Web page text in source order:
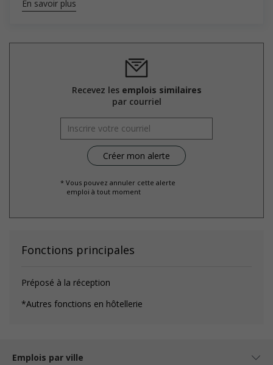
En savoir plus
Recevez les emplois similaires
par courriel
* Vous pouvez annuler cette alerte
emploi à tout moment
Fonctions principales
Préposé à la réception
*Autres fonctions en hôtellerie
Emplois par ville